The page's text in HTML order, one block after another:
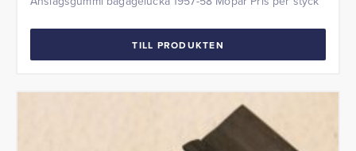
TILL PRODUKTEN